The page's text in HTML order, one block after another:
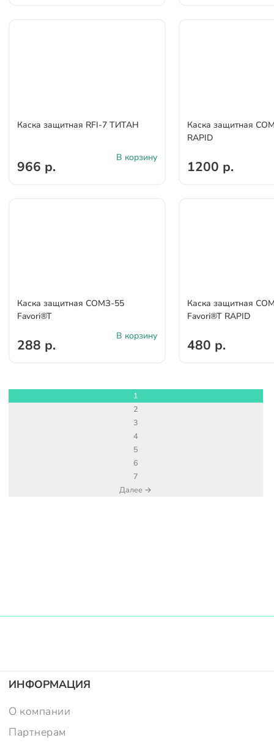
Каска защитная RFI-7 ТИТАН
966 р.
В корзину
Каска защитная
RAPID
1200 р.
Каска защитная СОМЗ-55
Favori®T
288 р.
В корзину
Каска защитная
Favori®T RAPID
480 р.
1
2
3
4
5
6
7
Далее →
ИНФОРМАЦИЯ
О компании
Партнерам